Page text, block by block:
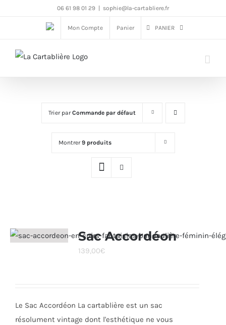
06 61 98 01 29 sophie@la-cartabliere.fr
Mon Compte Panier PANIER
Trier parCommande par défaut
Montrer9 produits
Sac Accordéon
139,00€
Le Sac Accordéon La cartablière est un sac
résolument vintage dont l'esthétique ne vous